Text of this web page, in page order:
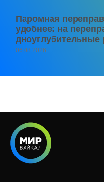
Паромная
удобнее: на
дноуглубительные
06.08.2026